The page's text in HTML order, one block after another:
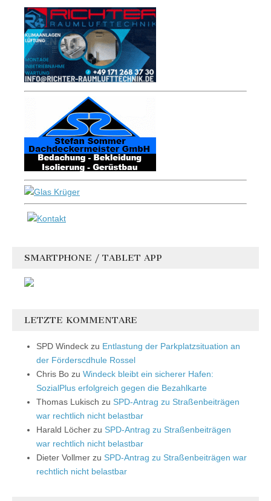
SMARTPHONE / TABLET APP
LETZTE KOMMENTARE
SPD Windeck zu Entlastung der Parkplatzsituation an
der Förderscdhule Rossel
Chris Bo zu Windeck bleibt ein sicherer Hafen:
SozialPlus erfolgreich gegen die Bezahlkarte
Thomas Lukisch zu SPD-Antrag zu Straßenbeiträgen
war rechtlich nicht belastbar
Harald Löcher zu SPD-Antrag zu Straßenbeiträgen
war rechtlich nicht belastbar
Dieter Vollmer zu SPD-Antrag zu Straßenbeiträgen war
rechtlich nicht belastbar